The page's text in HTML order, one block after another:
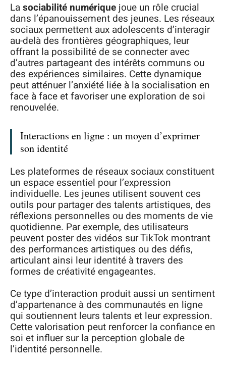
Lasociabilité numérique joue un rôle crucial
dans l’épanouissement des jeunes. Les réseaux
sociaux permettent aux adolescents d’interagir
au-delà des frontières géographiques, leur
offrant la possibilité de se connecter avec
d’autres partageant des intérêts communs ou
des expériences similaires. Cette dynamique
peut atténuer l’anxiété liée à la socialisation en
face à face et favoriser une exploration de soi
renouvelée.
Interactions en ligne : un moyen d’exprimer
son identité
Les plateformes de réseaux sociaux constituent
un espace essentiel pour l’expression
individuelle. Les jeunes utilisent souvent ces
outils pour partager des talents artistiques, des
réflexions personnelles ou des moments de vie
quotidienne. Par exemple, des utilisateurs
peuvent poster des vidéos sur TikTok montrant
des performances artistiques ou des défis,
articulant ainsi leur identité à travers des
formes de créativité engageantes.
Ce type d’interaction produit aussi un sentiment
d’appartenance à des communautés en ligne
qui soutiennent leurs talents et leur expression.
Cette valorisation peut renforcer la confiance en
soi et influer sur la perception globale de
l’identité personnelle.